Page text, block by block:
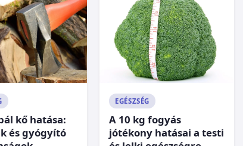
kő hatása:
és gyógyító
EGÉSZSÉG
A 10 kg fogyás
jótékony hatásai a testi